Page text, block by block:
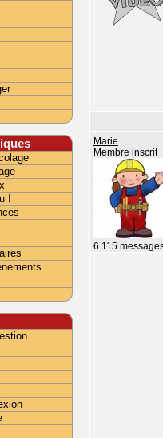
Marie
Membre inscrit
6 115
!